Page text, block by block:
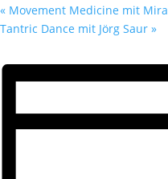
« Movement Medicine mit Mira
Tantric Dance mit Jörg Saur »